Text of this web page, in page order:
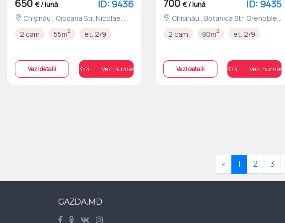
650 € / lună ID: 9436
Milescu Spatarul nr.1/2
2 cam 55m2 et. 2/9
Vezi detalii +373 .. ... Vezi numărul
700 € / lună ID: 9435
2 cam 80m2 et. 2/9
Vezi detalii +373 .. ... Vezi numărul
« 1 2 3
GAZDA.MD